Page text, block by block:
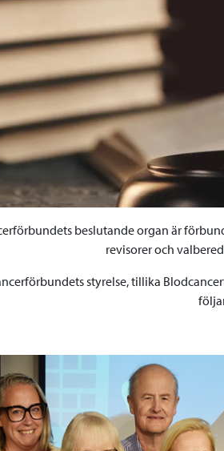
beslutande organ är
revisorer och
styrelse, tillika